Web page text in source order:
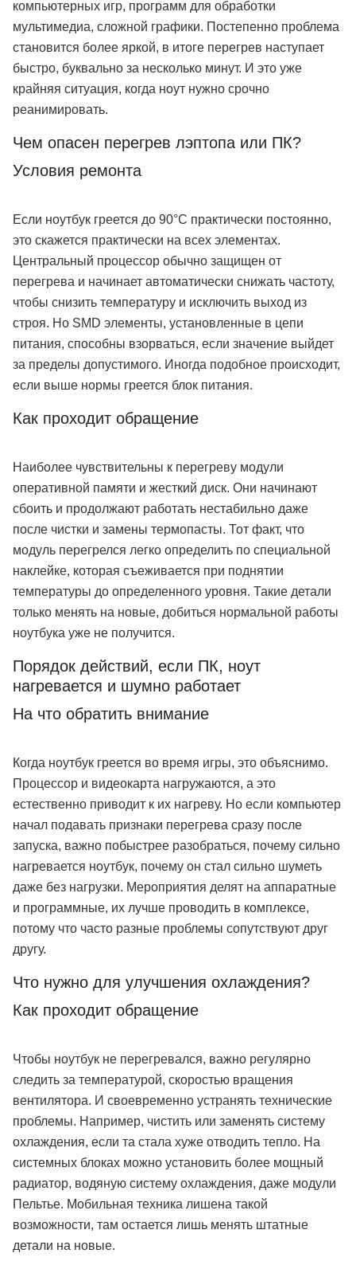
компьютерных игр, программ для обработки
мультимедиа, сложной графики. Постепенно проблема
становится более яркой, в итоге перегрев наступает
быстро, буквально за несколько минут. И это уже
крайняя ситуация, когда ноут нужно срочно
реанимировать.
Чем опасен перегрев лэптопа или ПК?
Условия ремонта
Если ноутбук греется до 90°C практически постоянно,
это скажется практически на всех элементах.
Центральный процессор обычно защищен от
перегрева и начинает автоматически снижать частоту,
чтобы снизить температуру и исключить выход из
строя. Но SMD элементы, установленные в цепи
питания, способны взорваться, если значение выйдет
за пределы допустимого. Иногда подобное происходит,
если выше нормы греется блок питания.
Как проходит обращение
Наиболее чувствительны к перегреву модули
оперативной памяти и жесткий диск. Они начинают
сбоить и продолжают работать нестабильно даже
после чистки и замены термопасты. Тот факт, что
модуль перегрелся легко определить по специальной
наклейке, которая съеживается при поднятии
температуры до определенного уровня. Такие детали
только менять на новые, добиться нормальной работы
ноутбука уже не получится.
Порядок действий, если ПК, ноут
нагревается и шумно работает
На что обратить внимание
Когда ноутбук греется во время игры, это объяснимо.
Процессор и видеокарта нагружаются, а это
естественно приводит к их нагреву. Но если компьютер
начал подавать признаки перегрева сразу после
запуска, важно побыстрее разобраться, почему сильно
нагревается ноутбук, почему он стал сильно шуметь
даже без нагрузки. Мероприятия делят на аппаратные
и программные, их лучше проводить в комплексе,
потому что часто разные проблемы сопутствуют друг
другу.
Что нужно для улучшения охлаждения?
Как проходит обращение
Чтобы ноутбук не перегревался, важно регулярно
следить за температурой, скоростью вращения
вентилятора. И своевременно устранять технические
проблемы. Например, чистить или заменять систему
охлаждения, если та стала хуже отводить тепло. На
системных блоках можно установить более мощный
радиатор, водяную систему охлаждения, даже модули
Пельтье. Мобильная техника лишена такой
возможности, там остается лишь менять штатные
детали на новые.